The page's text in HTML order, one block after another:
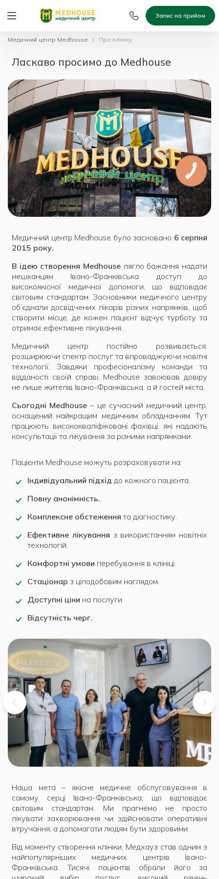
Запис на прийом
Медичний центр Medhouse Про клініку
Ласкаво просимо до Medhouse
Медичний центр Medhouse було засновано 6 серпня
2015 року.
В ідею створення Medhouse лягло бажання надати
мешканцям Івано-Франківська доступ до
високоякісної медичної допомоги, що відповідає
світовим стандартам. Засновники медичного центру
об’єднали досвідчених лікарів різних напрямків, щоб
створити місце, де кожен пацієнт відчує турботу та
отримає ефективне лікування.
Медичний центр постійно розвивається,
розширюючи спектр послуг та впроваджуючи новітні
технології. Завдяки професіоналізму команди та
відданості своїй справі, Medhouse завоював довіру
не лише жителів Івано-Франківська, а й гостей міста.
Сьогодні Medhouse – це сучасний медичний центр,
оснащений найкращим медичним обладнанням. Тут
працюють висококваліфіковані фахівці, які надають
консультації та лікування за різними напрямками.
Пацієнти Medhouse можуть розраховувати на:
Індивідуальний підхід до кожного пацієнта.
Повну анонімність.
Комплексне обстеження та діагностику.
Ефективне лікування з використанням новітніх
технологій.
Комфортні умови перебування в клініці.
Стаціонар з цілодобовим наглядом.
Доступні ціни на послуги.
Відсутність черг.
Наша мета – якісне медичне обслуговування в
самому серці Івано-Франківська, що відповідає
світовим стандартам. Ми прагнемо не просто
лікувати захворювання чи здійснювати оперативні
втручання, а допомагати людям бути здоровими.
Від моменту створення клініки, Медхауз став одним з
найпопулярніших медичних центрів Івано-
Франківська. Тисячі пацієнтів обрали його за